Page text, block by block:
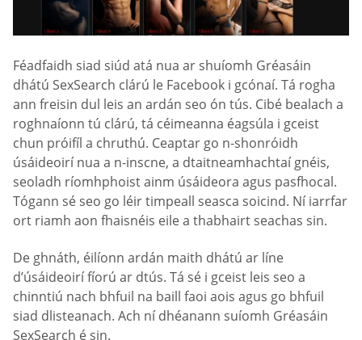
Féadfaidh siad siúd atá nua ar shuíomh Gréasáin
dhátú SexSearch clárú le Facebook i gcónaí. Tá rogha
ann freisin dul leis an ardán seo ón tús. Cibé bealach a
roghnaíonn tú clárú, tá céimeanna éagsúla i gceist
chun próifíl a chruthú. Ceaptar go n-shonróidh
úsáideoirí nua a n-inscne, a dtaitneamhachtaí gnéis,
seoladh ríomhphoist ainm úsáideora agus pasfhocal.
Tógann sé seo go léir timpeall seasca soicind. Ní iarrfar
ort riamh aon fhaisnéis eile a thabhairt seachas sin.
De ghnáth, éilíonn ardán maith dhátú ar líne
d’úsáideoirí fíorú ar dtús. Tá sé i gceist leis seo a
chinntiú nach bhfuil na baill faoi aois agus go bhfuil
siad dlisteanach. Ach ní dhéanann suíomh Gréasáin
SexSearch é sin.